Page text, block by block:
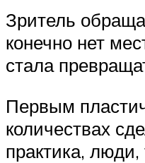
Зритель
конечно нет
стала
Первым
количествах
практика,